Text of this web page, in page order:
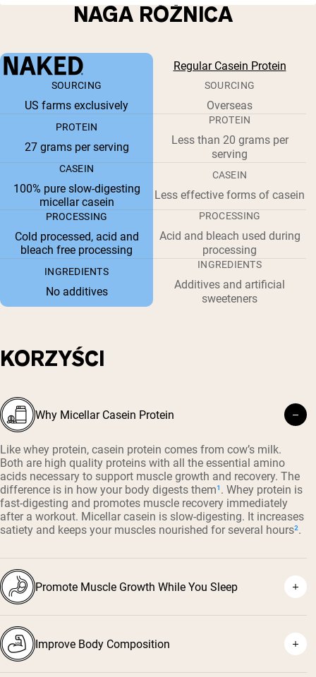
NAGA RÓŻNICA
Regular Casein Protein
SOURCING
US farms exclusively
SOURCING
Overseas
PROTEIN
27 grams per serving
PROTEIN
Less than 20 grams per
serving
CASEIN
100% pure slow-digesting
micellar casein
CASEIN
Less effective forms of casein
PROCESSING
Cold processed, acid and
bleach free processing
PROCESSING
Acid and bleach used during
processing
INGREDIENTS
No additives
INGREDIENTS
Additives and artificial
sweeteners
KORZYŚCI
Why Micellar Casein Protein
Like whey protein, casein protein comes from cow’s milk.
Both are high quality proteins with all the essential amino
acids necessary to support muscle growth and recovery. The
difference is in how your body digests them¹. Whey protein is
fast-digesting and promotes muscle recovery immediately
after a workout. Micellar casein is slow-digesting. It increases
satiety and keeps your muscles nourished for several hours².
Promote Muscle Growth While You Sleep
Improve Body Composition